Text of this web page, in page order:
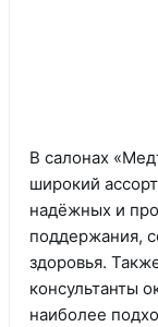
В салонах
широкий
надёжных и
поддержания,
здоровья.
консультанты
наиболее